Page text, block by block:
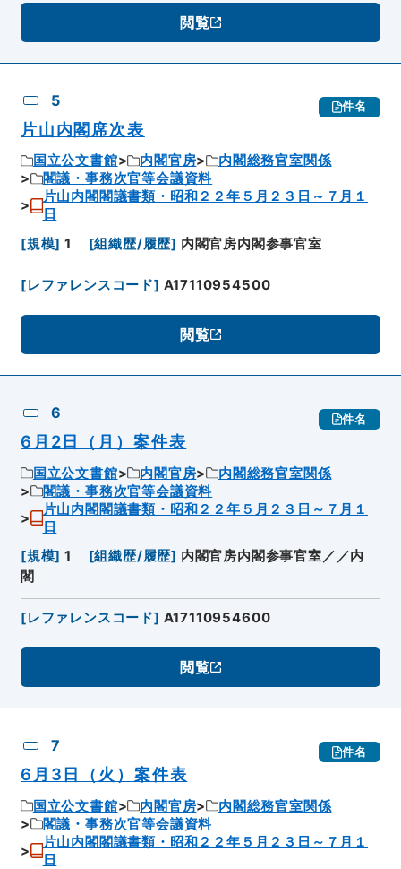
閲覧
5 件名
片山内閣席次表
国立公文書館 内閣官房
内閣総務官室関係
閣議・事務次官等会議資料
片山内閣閣議書類・昭和２２年５月２３日～７月１
日
[規模] 1 [組織歴/履歴] 内閣官房内閣参事官室
[レファレンスコード] A17110954500
閲覧
6 件名
6月2日（月）案件表
国立公文書館 内閣官房
内閣総務官室関係
閣議・事務次官等会議資料
片山内閣閣議書類・昭和２２年５月２３日～７月１
日
[規模] 1 [組織歴/履歴] 内閣官房内閣参事官室／／内
閣
[レファレンスコード] A17110954600
閲覧
7 件名
6月3日（火）案件表
国立公文書館 内閣官房
内閣総務官室関係
閣議・事務次官等会議資料
片山内閣閣議書類・昭和２２年５月２３日～７月１
日